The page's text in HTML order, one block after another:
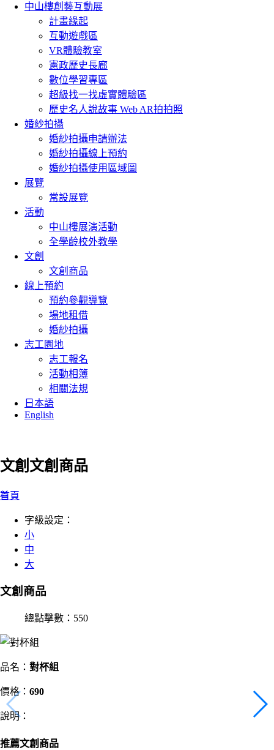
中山樓創藝互動展
計畫緣起
互動遊戲區
VR體驗教室
憲政歷史長廊
數位學習專區
超級找一找虛實體驗區
歷史名人說故事 Web AR拍拍照
婚紗拍攝
婚紗拍攝申請辦法
婚紗拍攝線上預約
婚紗拍攝使用區域圖
展覽
常設展覽
活動
中山樓展演活動
全學齡校外教學
文創
文創商品
線上預約
預約參觀導覽
場地租借
婚紗拍攝
志工園地
志工報名
活動相簿
相關法規
日本語
English
文創 文創商品
:::
首頁
字級設定：
小
中
大
文創商品
總點擊數：550
品名： 對杯組
價格： 690
說明：
推薦文創商品